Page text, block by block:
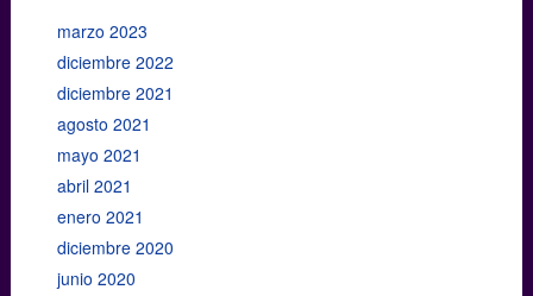
marzo 2023
diciembre 2022
diciembre 2021
agosto 2021
mayo 2021
abril 2021
enero 2021
diciembre 2020
junio 2020